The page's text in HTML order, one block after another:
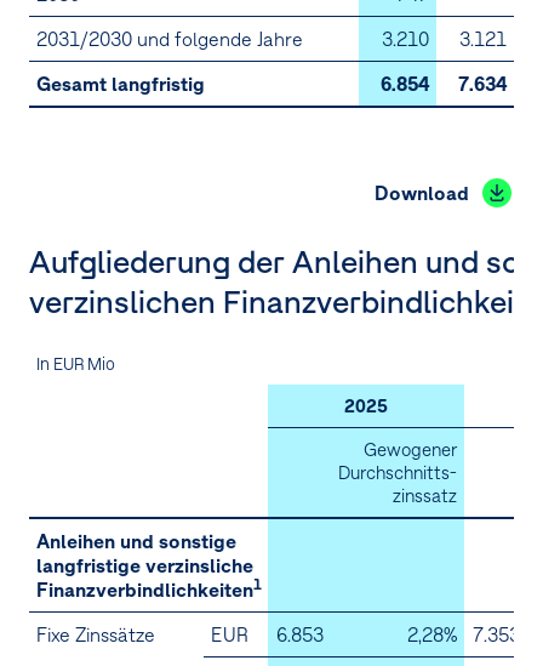
2031/2030 und folgende Jahre
3.210
3.121
Gesamt langfristig
6.854 7.634
Download
Aufgliederung der Anleihen und
verzinslichen
In EUR Mio
2025
Gewogener
Durchschnitts­
zinssatz
Anleihen und sonstige
langfristige verzinsliche
Finanzverbindlichkeiten1
Fixe Zinssätze EUR 6.853 2,28%
7.353